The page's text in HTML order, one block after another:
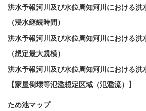
洪水予報河川及び水位周知河川における洪
（浸水継続時間）
洪水予報河川及び水位周知河川における洪
（想定最大規模）
洪水予報河川及び水位周知河川における洪
【家屋倒壊等氾濫想定区域（氾濫流）】
ため池マップ